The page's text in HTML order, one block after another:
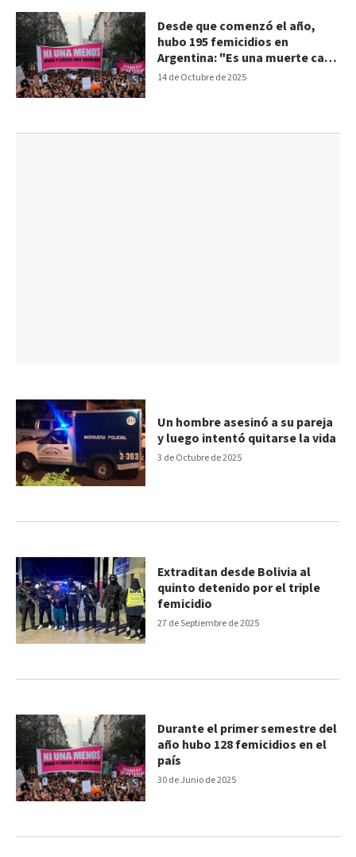
14 de Octubre de 2025
Desde que comenzó el año,
hubo 195 femicidios en
Argentina: "Es una muerte cada
35 horas"
3 de Octubre de 2025
Un hombre asesinó a su pareja
y luego intentó quitarse la vida
27 de Septiembre de 2025
Extraditan desde Bolivia al
quinto detenido por el triple
femicidio
30 de Junio de 2025
Durante el primer semestre del
año hubo 128 femicidios en el
país